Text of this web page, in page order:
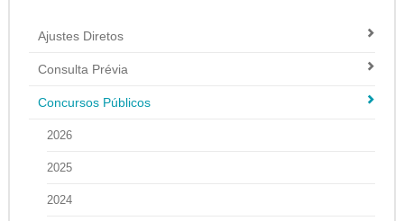
Ajustes Diretos
Consulta Prévia
Concursos Públicos
2026
2025
2024